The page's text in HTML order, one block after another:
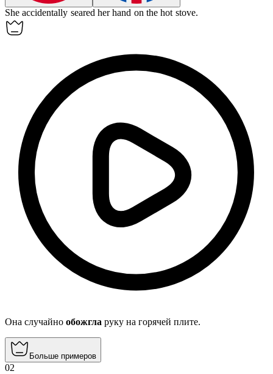
She accidentally seared her hand on the hot stove.
Она случайно обожгла руку на горячей плите.
Больше примеров
02